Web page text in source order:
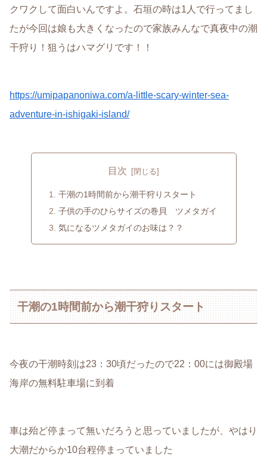
クワクして面白いんですよ。石垣の時は1人で行ってまし
たが今回は娘も大きくなったので家族みんなで真夜中の潮
干狩り！狙うはハマグリです！！
https://umipapanoniwa.com/a-little-scary-winter-sea-
adventure-in-ishigaki-island/
目次
干潮の1時間前から潮干狩りスタート
子供の手のひらサイズの巻貝 ツメタガイ
気になるツメタガイのお味は？？
干潮の1時間前から潮干狩りスタート
今夜の干潮時刻は23：30頃だったので22：00には御殿場
海岸の無料駐車場に到着
車は殆ど停まって無いだろうと思っていましたが、やはり
大潮だからか10台程停まっていました